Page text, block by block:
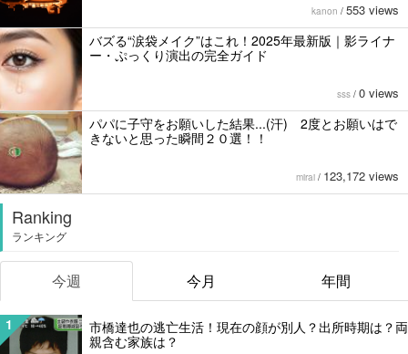
kanon / 553 views
バズる“涙袋メイク”はこれ！2025年最新版｜影ライナ
ー・ぷっくり演出の完全ガイド
sss / 0 views
パパに子守をお願いした結果...(汗) 2度とお願いはで
きないと思った瞬間２０選！！
mirai / 123,172 views
Ranking
ランキング
今週 今月 年間
1
市橋達也の逃亡生活！現在の顔が別人？出所時期は？両
親含む家族は？